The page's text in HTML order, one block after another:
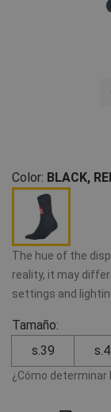
Color: BLACK,
The hue of the
reality, it may
settings and
Tamaño:
s.39
¿Cómo